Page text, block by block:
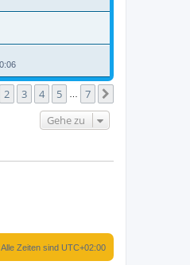
von7
2 3 4 5 7
Gehe zu
Alle Zeiten sind UTC+02:00